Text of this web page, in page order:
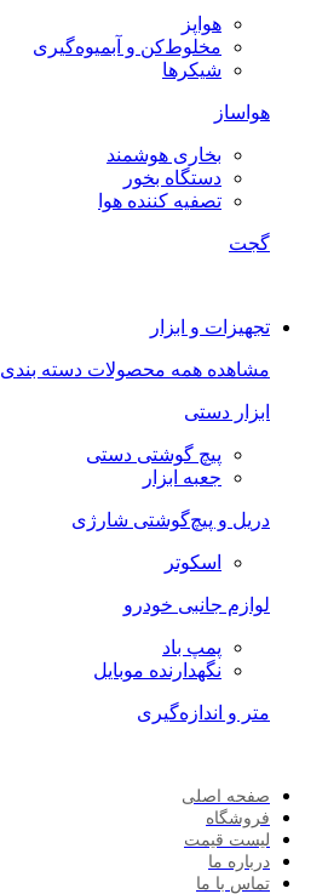
هواپز
مخلوط‌کن و آبمیوه‌گیری
شیکرها
هواساز
بخاری هوشمند
دستگاه بخور
تصفیه کننده هوا
گجت
تجهیزات و ابزار
مشاهده همه محصولات دسته بندی
ابزار دستی
پیچ گوشتی دستی
جعبه ابزار
دریل و پیچ‌گوشتی شارژی
اسکوتر
لوازم جانبی خودرو
پمپ باد
نگهدارنده موبایل
متر و اندازه‌گیری
صفحه اصلی
فروشگاه
لیست قیمت
درباره ما
تماس با ما